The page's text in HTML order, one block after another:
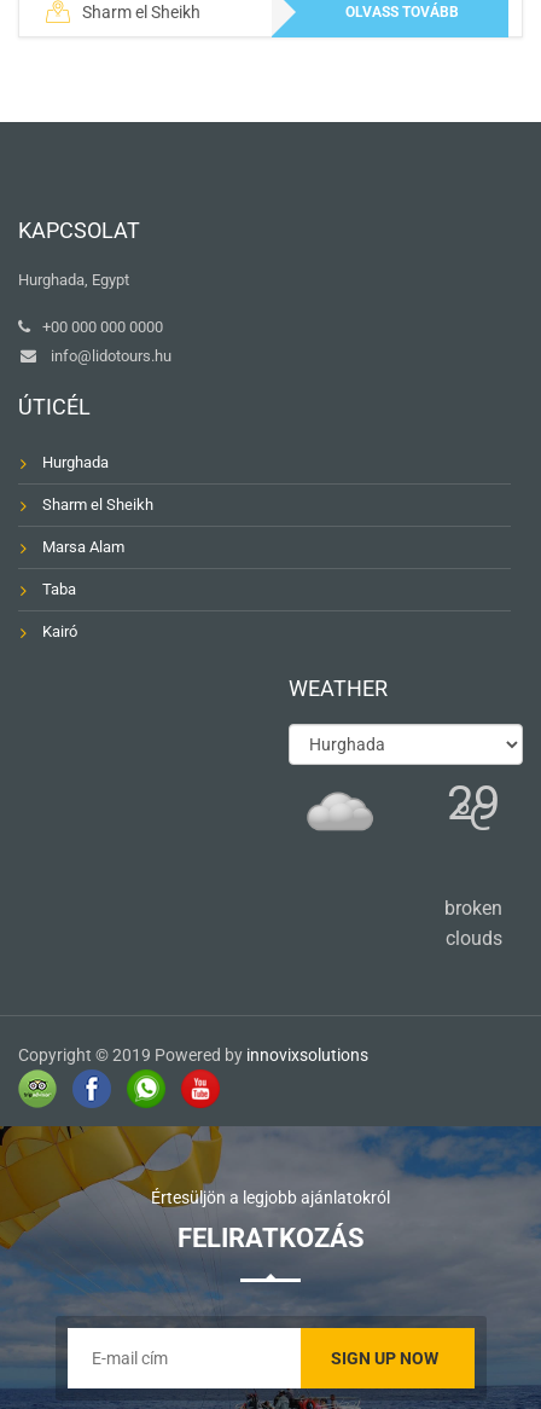
Sharm el Sheikh OLVASS TOVÁBB
KAPCSOLAT
Hurghada, Egypt
+00 000 000 0000
info@lidotours.hu
ÚTICÉL
Hurghada
Sharm el Sheikh
Marsa Alam
Taba
Kairó
WEATHER
29
℃
broken
clouds
Copyright © 2019 Powered by innovixsolutions
Értesüljön a legjobb ajánlatokról
FELIRATKOZÁS